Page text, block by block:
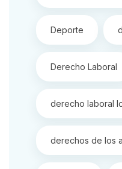
Deporte
Derecho Laboral
derecho laboral
derechos de los